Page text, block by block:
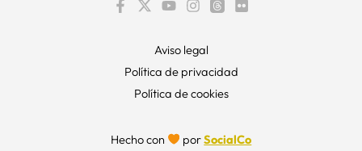
Aviso legal
Política de privacidad
Política de cookies
Hecho con porSocialCo